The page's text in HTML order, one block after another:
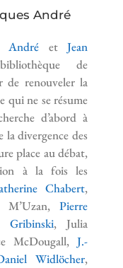
André
André etJean
de
de renouveler la
qui ne se résume
d’abord à
divergence des
place au débat,
à la fois les
Chabert,
Pierre
Gribinski, Julia
McDougall, J.-
Widlöcher,